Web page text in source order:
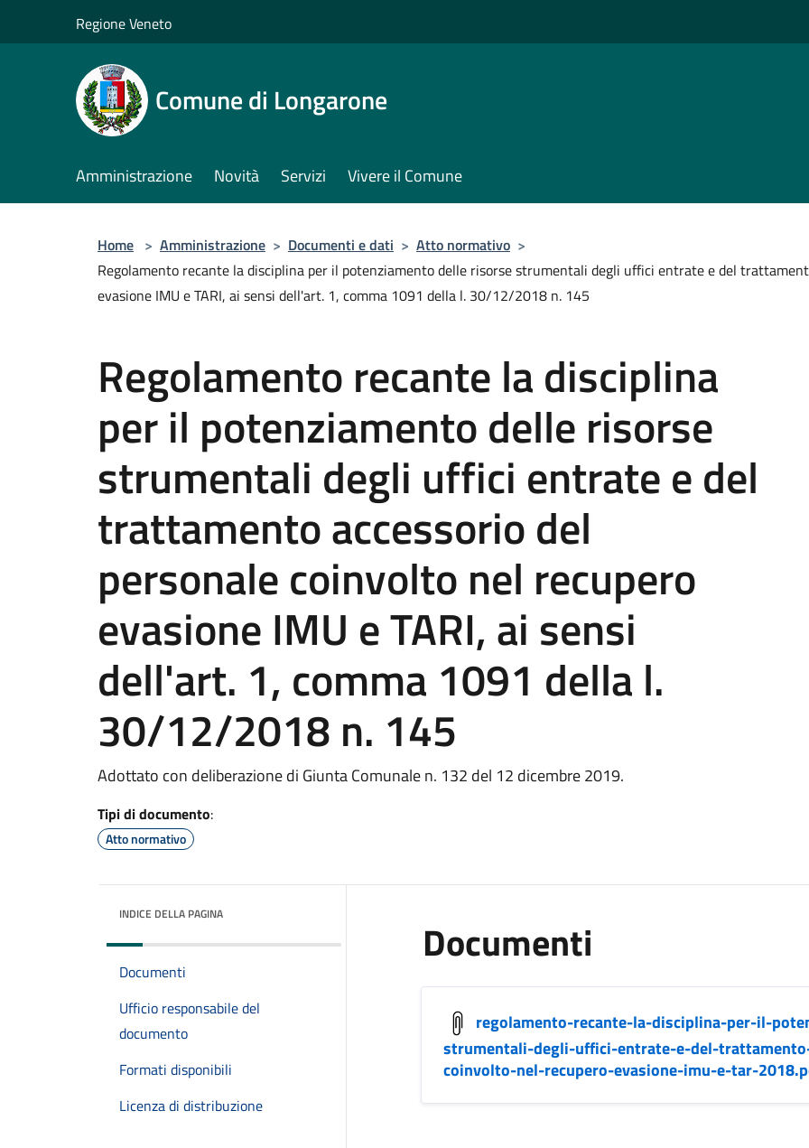
Regione Veneto
Comune di Longarone
Amministrazione Novità Servizi Vivere il Comune
Home > Amministrazione > Documenti e dati > Atto normativo >
Regolamento recante la disciplina per il potenziamento delle risorse strumentali degli uffici entrate e del
evasione IMU e TARI, ai sensi dell'art. 1, comma 1091 della l. 30/12/2018 n. 145
Regolamento recante la disciplina
per il potenziamento delle risorse
strumentali degli uffici entrate e del
trattamento accessorio del
personale coinvolto nel recupero
evasione IMU e TARI, ai sensi
dell'art. 1, comma 1091 della l.
30/12/2018 n. 145
Adottato con deliberazione di Giunta Comunale n. 132 del 12 dicembre 2019.
Tipi di documento:
Atto normativo
INDICE DELLA PAGINA
Documenti
Ufficio responsabile del
documento
Formati disponibili
Licenza di distribuzione
Documenti
regolamento-recante-la-disciplina-per-il-
strumentali-degli-uffici-entrate-e-del-
coinvolto-nel-recupero-evasione-imu-e-tar-